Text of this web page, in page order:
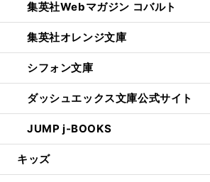
集英社Webマガジン コバルト
集英社オレンジ文庫
シフォン文庫
ダッシュエックス文庫公式サイト
JUMP j-BOOKS
キッズ